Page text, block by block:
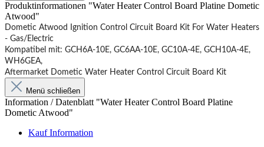
Produktinformationen "Water Heater Control Board Platine Dometic
Atwood"
Dometic Atwood Ignition Control Circuit Board Kit For Water Heaters
- Gas/Electric
Kompatibel mit: GCH6A-10E, GC6AA-10E, GC10A-4E, GCH10A-4E,
WH6GEA,
Aftermarket Dometic Water Heater Control Circuit Board Kit
Menü schließen
Information / Datenblatt "Water Heater Control Board Platine
Dometic Atwood"
Kauf Information